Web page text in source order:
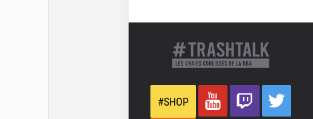
#SHOP